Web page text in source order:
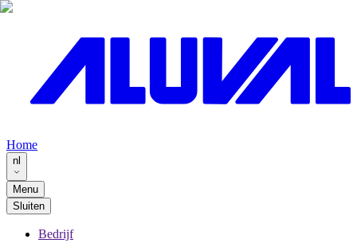
Home
nl
Menu
Sluiten
Bedrijf